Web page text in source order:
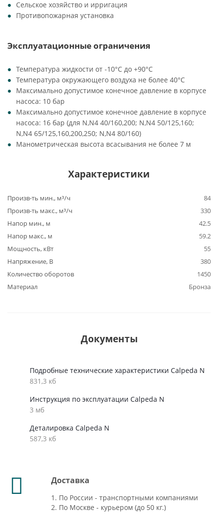
Сельское хозяйство и ирригация
Противопожарная установка
Эксплуатационные ограничения
Температура жидкости от -10°C до +90°C
Температура окружающего воздуха не более 40°C
Максимально допустимое конечное давление в корпусе
насоса: 10 бар
Максимально допустимое конечное давление в корпусе
насоса: 16 бар (для N,N4 40/160,200; N,N4 50/125,160;
N,N4 65/125,160,200,250; N,N4 80/160)
Манометрическая высота всасывания не более 7 м
Характеристики
Произв-ть мин., м³/ч
84
Произв-ть макс., м³/ч
330
Напор мин., м
42.5
Напор макс., м
59.2
Мощность, кВт
55
Напряжение, В
380
Количество оборотов
1450
Материал
Бронза
Документы
Подробные технические характеристики Calpeda N
831,3 кб
Инструкция по эксплуатации Calpeda N
3 мб
Деталировка Calpeda N
587,3 кб
Доставка
1. По России - транспортными компаниями
2. По Москве - курьером (до 50 кг.)